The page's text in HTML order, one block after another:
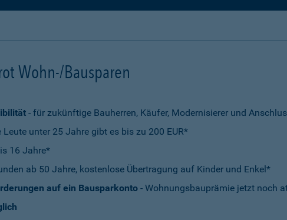
Wohn-/Bausparen
- für zukünftige Bauherren, Käufer, Modernisierer und
Leute unter 25 Jahre gibt es bis zu 200 EUR*
16 Jahre*
ab 50 Jahre, kostenlose Übertragung auf Kinder und Enkel*
auf ein Bausparkonto - Wohnungsbauprämie jetzt noch